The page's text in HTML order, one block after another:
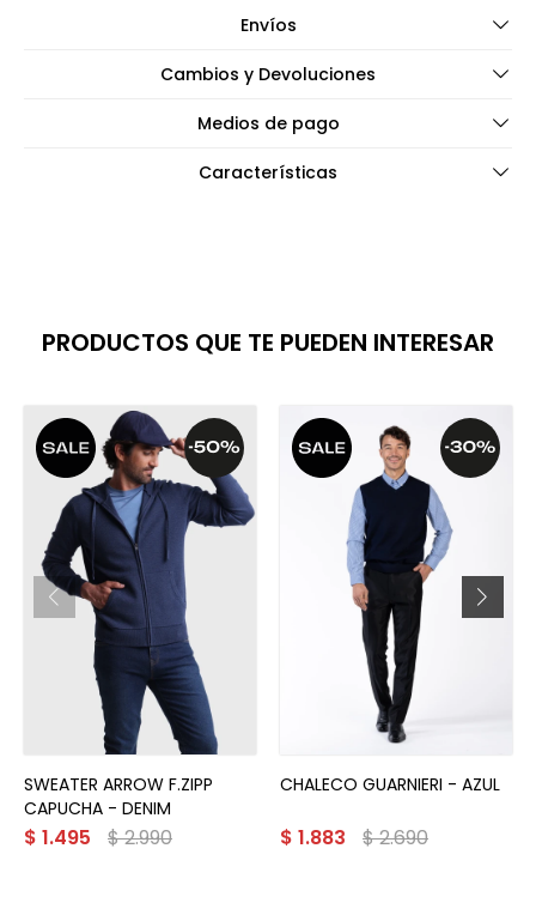
Envíos
Cambios y Devoluciones
Medios de pago
Características
PRODUCTOS QUE TE PUEDEN INTERESAR
SWEATER ARROW F.ZIPP
CAPUCHA - DENIM
$ 1.495 $2.990
CHALECO GUARNIERI - AZUL
$ 1.883 $2.690